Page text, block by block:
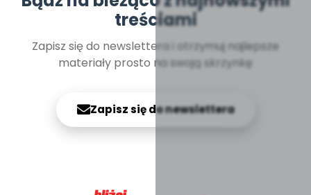
treściami
Zapisz się do newslettera i otrzymuj najlepsze
materiały prosto na swoją skrzynkę
Zapisz się do newslettera